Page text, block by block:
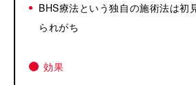
BHS療法という独自の施術法は初
られがち
効果